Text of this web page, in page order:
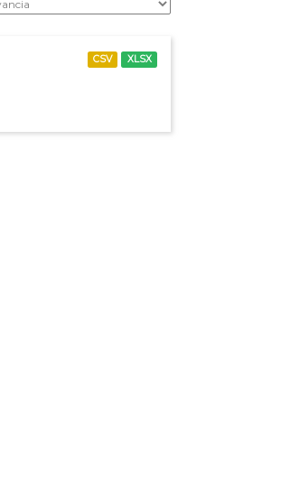
CSV XLSX